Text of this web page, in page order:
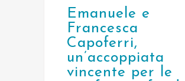
Emanuele e
Francesca
Capoferri,
un’accoppiata
vincente per le